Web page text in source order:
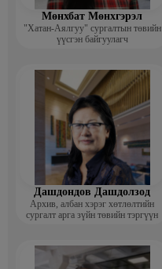
Мөнхбат Мөнхгэрэл
"Хатан-Аялгуу" сургалтын төвийн
үүсгэн байгуулагч
Дашдондов Дашдолзод
Архив, албан хэрэг хөтлөлтийн
сургалт арга зүйн төвийн тэргүүн